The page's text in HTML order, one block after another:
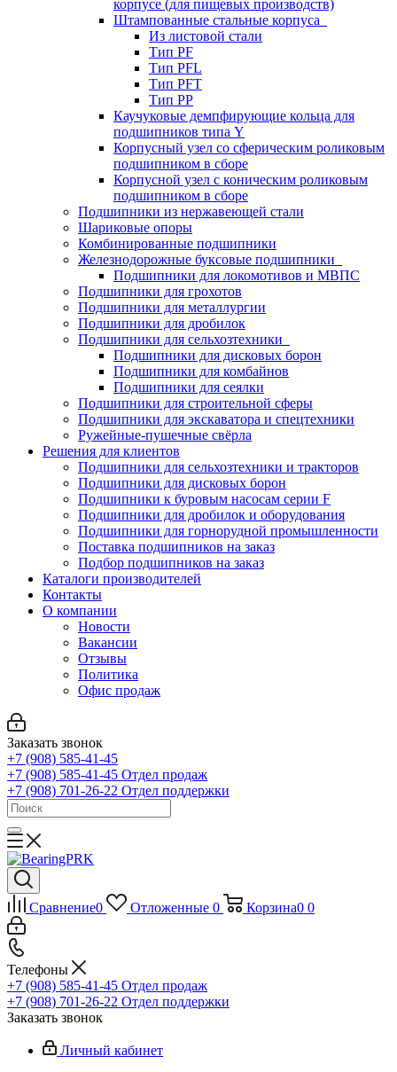
корпусе (для пищевых производств)
Штампованные стальные корпуса
Из листовой стали
Тип PF
Тип PFL
Тип PFT
Тип PP
Каучуковые демпфирующие кольца для
подшипников типа Y
Корпусный узел со сферическим роликовым
подшипником в сборе
Корпусной узел с коническим роликовым
подшипником в сборе
Подшипники из нержавеющей стали
Шариковые опоры
Комбинированные подшипники
Железнодорожные буксовые подшипники
Подшипники для локомотивов и МВПС
Подшипники для грохотов
Подшипники для металлургии
Подшипники для дробилок
Подшипники для сельхозтехники
Подшипники для дисковых борон
Подшипники для комбайнов
Подшипники для сеялки
Подшипники для строительной сферы
Подшипники для экскаватора и спецтехники
Ружейные-пушечные свёрла
Решения для клиентов
Подшипники для сельхозтехники и тракторов
Подшипники для дисковых борон
Подшипники к буровым насосам серии F
Подшипники для дробилок и оборудования
Подшипники для горнорудной промышленности
Поставка подшипников на заказ
Подбор подшипников на заказ
Каталоги производителей
Контакты
О компании
Новости
Вакансии
Отзывы
Политика
Офис продаж
Заказать звонок
+7 (908) 585-41-45
+7 (908) 585-41-45 Отдел продаж
+7 (908) 701-26-22 Отдел поддержки
Сравнение0 Отложенные 0 Корзина0 0
Телефоны
+7 (908) 585-41-45 Отдел продаж
+7 (908) 701-26-22 Отдел поддержки
Заказать звонок
Личный кабинет